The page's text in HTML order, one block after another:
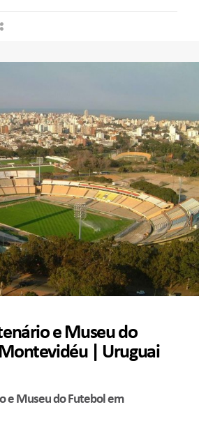
e Museu do
| Uruguai
e Museu do Futebol em